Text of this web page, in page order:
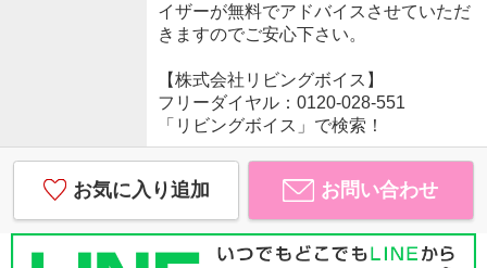
イザーが無料でアドバイスさせていただ
きますのでご安心下さい。
【株式会社リビングボイス】
フリーダイヤル：0120-028-551
「リビングボイス」で検索！
お気に入り追加 お問い合わせ